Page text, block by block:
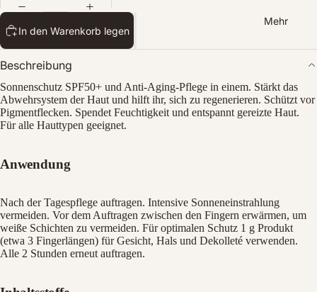
Mehr
Vollbildmodus
öffnen
In den Warenkorb legen
Beschreibung
Sonnenschutz SPF50+ und Anti-Aging-Pflege in einem. Stärkt das
Abwehrsystem der Haut und hilft ihr, sich zu regenerieren. Schützt vor
Pigmentflecken. Spendet Feuchtigkeit und entspannt gereizte Haut.
Für alle Hauttypen geeignet.
Anwendung
Nach der Tagespflege auftragen. Intensive Sonneneinstrahlung
vermeiden. Vor dem Auftragen zwischen den Fingern erwärmen, um
weiße Schichten zu vermeiden. Für optimalen Schutz 1 g Produkt
(etwa 3 Fingerlängen) für Gesicht, Hals und Dekolleté verwenden.
Alle 2 Stunden erneut auftragen.